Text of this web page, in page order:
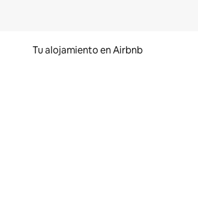
Tu alojamiento en Airbnb